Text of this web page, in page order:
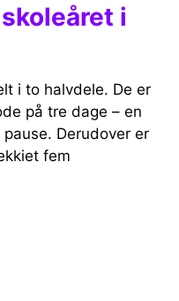
i
i to halvdele. De er
på tre dage – en
Derudover er
fem